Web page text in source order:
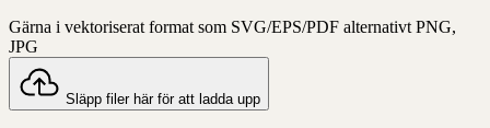
Gärna i vektoriserat format som SVG/EPS/PDF alternativt PNG,
JPG
Släpp filer här för att ladda upp